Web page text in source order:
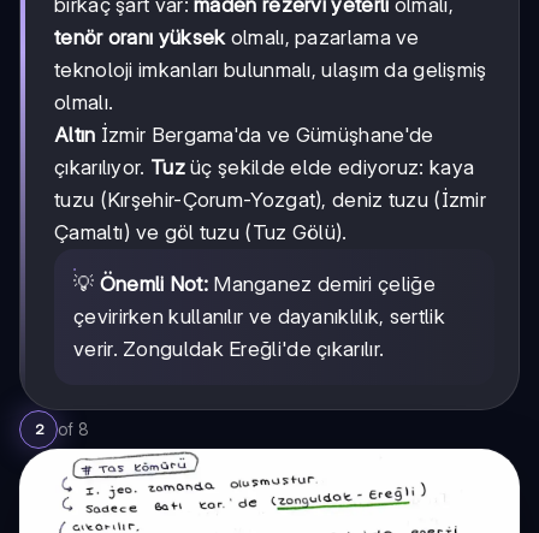
tenör oranı yüksek olmalı, pazarlama ve
teknoloji imkanları bulunmalı, ulaşım da gelişmiş
olmalı.
Altın İzmir Bergama'da ve Gümüşhane'de
çıkarılıyor. Tuzüç şekilde elde ediyoruz: kaya
tuzu (Kırşehir-Çorum-Yozgat), deniz tuzu (İzmir
Çamaltı) ve göl tuzu (Tuz Gölü).
💡 Önemli Not:Manganez demiri çeliğe
çevirirken kullanılır ve dayanıklılık, sertlik
verir. Zonguldak Ereğli'de çıkarılır.
2 of 8